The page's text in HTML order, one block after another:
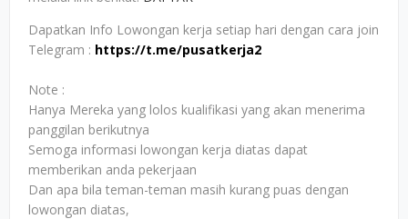
Dapatkan Info Lowongan kerja setiap hari dengan cara join
Telegram : https://t.me/pusatkerja2
Note :
Hanya Mereka yang lolos kualifikasi yang akan menerima
panggilan berikutnya
Semoga informasi lowongan kerja diatas dapat
memberikan anda pekerjaan
Dan apa bila teman-teman masih kurang puas dengan
lowongan diatas,